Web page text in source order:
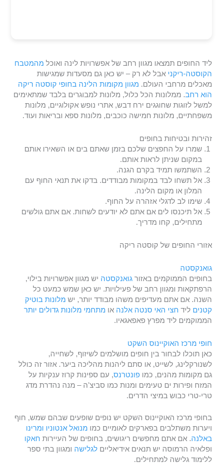
ליד החופים תמצאו מגוון רחב של אפשרויות לינה ואוכל מהמטבח
הקוסטה-ריקני אבל לא רק – יש כאן גם מסעדות שמגישות
מאכלים מרחבי העולם. מגוון מקומות הלינה בחופי קוסטה ריקה
הוא רחב. ממלונות הכל כלול, מלונות למבוגרים בלבד שמתאימים
למשל לזוגות שחוגגים ירח דבש, אתרי נופש אקולוגיים, מלונות
משפחתיים, מלונות חמישה כוכבים, מלונות ספא ובריאות ועוד.
זהירות ובטיחות בחופים
שמרו על החפצים שלכם בזמן שאתם בים או השאירו אותם
במקום שניתן לראות אותם.
השתמשו תמיד בקרם הגנה.
אל תשחו לבד במקומות מבודדים. בדקו את תנאי החוף עם
המלון או מקום הלינה.
שימו לב לדגלי אזהרה על החוף.
אל תיכנסו לים אם אתם לא יודעים לשחות. אם אתם גולשים
מתחילים, קחו מדריך.
אזורי החופים של קוסטה ריקה
גואנקסטה
בחופים הממוקמים באזורגואנקסטה יש מגוון אפשרויות בילוי,
הרפתקאות ומגוון רחב של פעילויות. יש כאן שמש כמעט כל
השנה. אם אתם מעדיפים משהו מבודד יותר, יש מלונות בוטיק
קטנים ליד חצי האי סנטה אלנה או מתחמי מלונות גדולים יותר
הממוקמים ליד מפרץ פאפאגאיו.
חופי מרכז האוקיינוס השקט
כאן תוכלו לבחור בין חופים מושלמים לשיזוף, לשחייה,
לשנורקלינג, לשייט, או סתם ליהנות מהליכה ביער. אזור זה כולל
גם מקומות מהנים, כמופונטרנס, עם ספינות קרוז ענקיות על
המזח ופירות ים טעימים ומנות כמו סביצ'ה – מנה נהדרת מדג
טרי-טרי כבוש במיצי הדרים.
בחופי מרכז האוקיינוס השקט יש נופים שופעים שבהם שמש, חוף
ויערות משתלבים בפארקים לאומיים כמו מנואל אנטוניו ומרינו
באלנה. אם אתם מחפשים ריגושים, בחופים של העיירות חאקו
ופלאיה הרמוסה יש תנאים אידיאלייםלגלישה ומגוון בתי ספר
ללימוד גלישה למתחילים.